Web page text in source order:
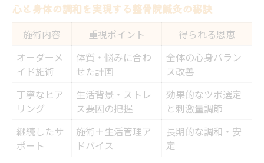
心と身体の調和を実現する整骨院鍼灸の秘訣
施術内容 重視ポイント
得られる恩恵
オーダーメ
イド施術
体質・悩みに合わ
せた計画
全体の心身バラン
ス改善
丁寧なヒア
リング
生活背景・ストレ
ス要因の把握
効果的なツボ選定
と刺激量調節
継続したサ
ポート
施術＋生活管理ア
ドバイス
長期的な調和・安
定